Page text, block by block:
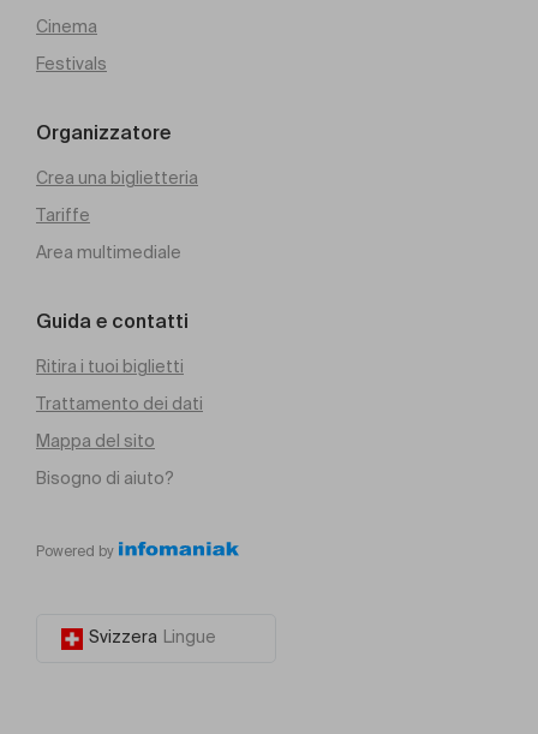
Cinema
Festivals
Organizzatore
Crea una biglietteria
Tariffe
Area multimediale
Guida e contatti
Ritira i tuoi biglietti
Trattamento dei dati
Mappa del sito
Bisogno di aiuto?
Powered by
Svizzera Lingue